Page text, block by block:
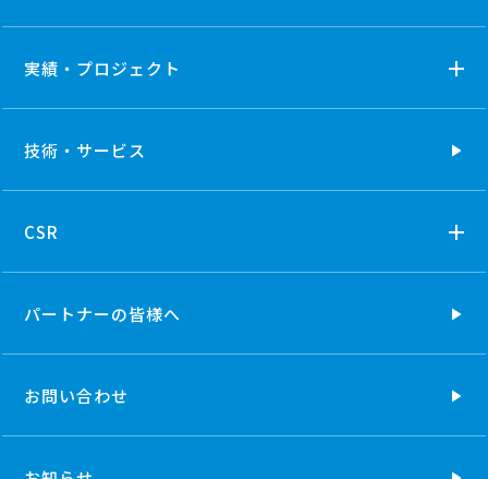
実績・プロジェクト
技術・ サービス
CSR
パートナーの皆様へ
お問い合わせ